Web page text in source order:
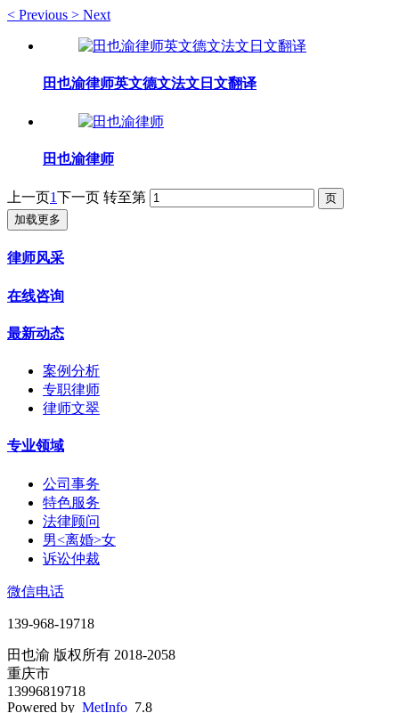
< Previous > Next
田也渝律师英文德文法文日文翻译
田也渝律师
上一页1下一页 转至第
加载更多
律师风采
在线咨询
最新动态
案例分析
专职律师
律师文翠
专业领域
公司事务
特色服务
法律顾问
男<离婚>女
诉讼仲裁
微信电话
139-968-19718
田也渝 版权所有 2018-2058
重庆市
13996819718
Powered by MetInfo 7.8